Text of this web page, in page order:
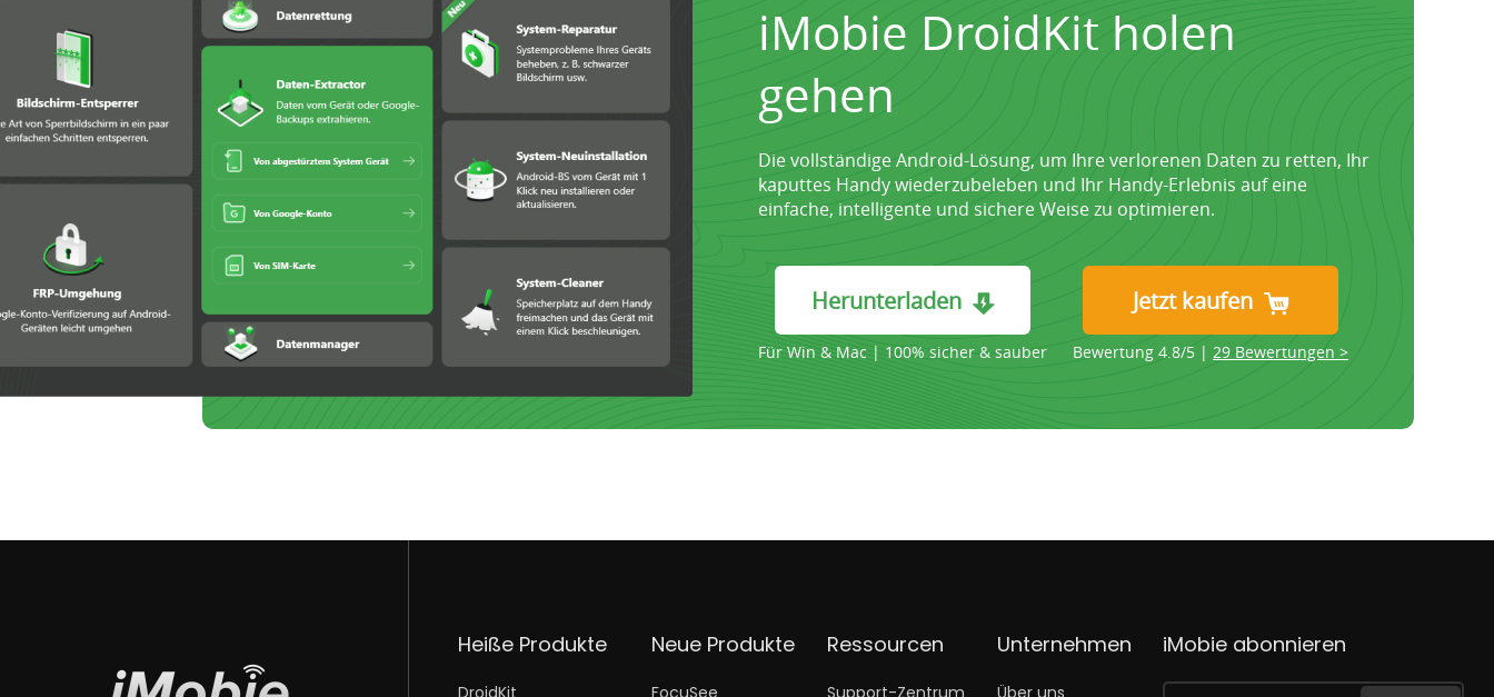
iMobie DroidKit holen
gehen
Die vollständige Android-Lösung, um Ihre verlorenen Daten zu retten, Ihr
kaputtes Handy wiederzubeleben und Ihr Handy-Erlebnis auf eine
einfache, intelligente und sichere Weise zu optimieren.
Herunterladen
Für Win & Mac | 100% sicher & sauber
Jetzt kaufen
Bewertung 4.8/5 | 29 Bewertungen >
Heiße Produkte
DroidKit
Neue Produkte
FocuSee
Ressourcen
Support-Zentrum
Unternehmen
Über uns
iMobie abonnieren